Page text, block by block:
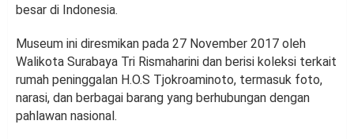
besar di Indonesia.
Museum ini diresmikan pada 27 November 2017 oleh
Walikota Surabaya Tri Rismaharini dan berisi koleksi terkait
rumah peninggalan H.O.S Tjokroaminoto, termasuk foto,
narasi, dan berbagai barang yang berhubungan dengan
pahlawan nasional.